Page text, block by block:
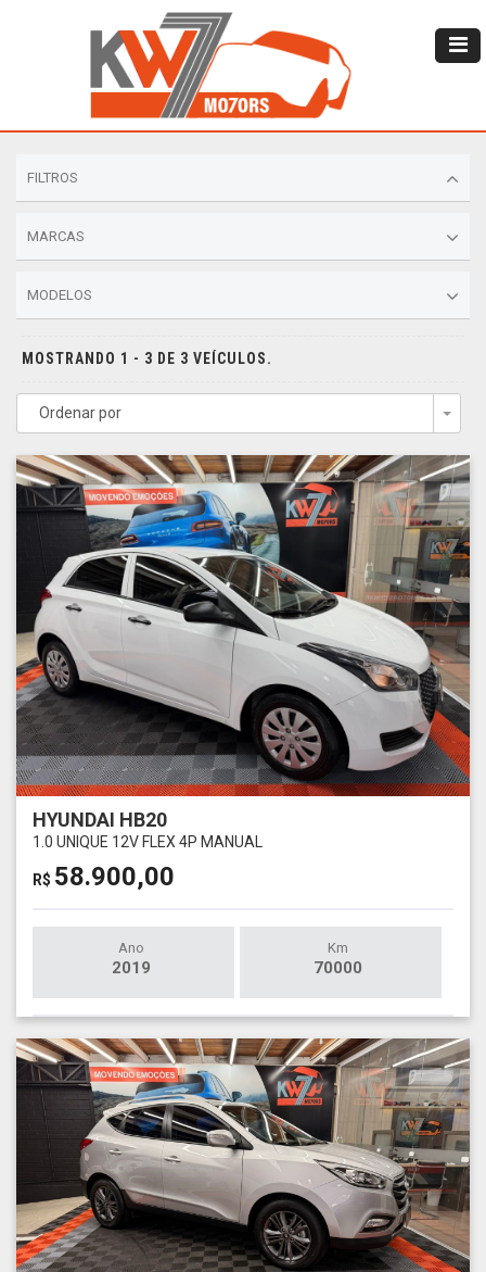
FILTROS
MARCAS
MODELOS
MOSTRANDO 1 - 3 DE 3 VEÍCULOS.
Ordenar por
HYUNDAI HB20
1.0 UNIQUE 12V FLEX 4P MANUAL
R$ 58.900,00
Ano
2019
Km
70000